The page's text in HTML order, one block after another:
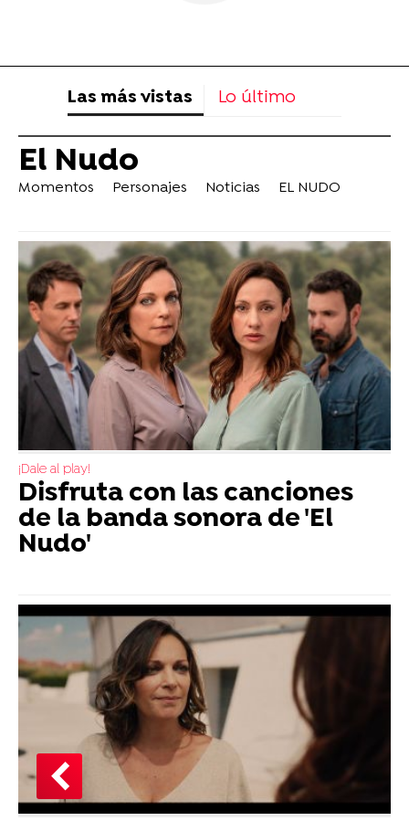
Las más vistas Lo último
El Nudo
Momentos Personajes Noticias EL NUDO
¡Dale al play!
Disfruta con las canciones
de la banda sonora de 'El
Nudo'